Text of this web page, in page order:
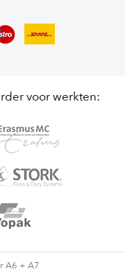
voor werkten:
A6 + A7